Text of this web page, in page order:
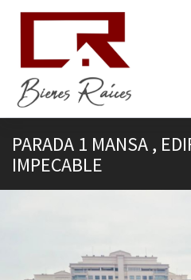
PARADA 1 MANSA ,
IMPECABLE